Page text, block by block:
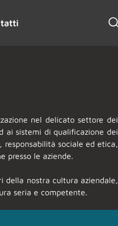
nel delicato settore dei
ai sistemi di qualificazione dei
sociale ed etica,
presso le aziende.
della nostra cultura aziendale,
seria e competente.